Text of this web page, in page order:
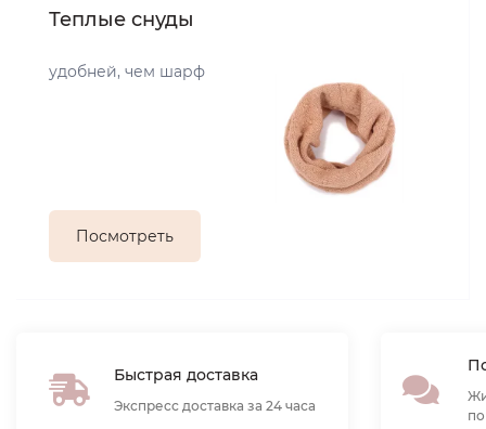
Теплые снуды
удобней, чем шарф
Посмотреть
Быстрая доставка
Экспресс доставка за 24 часа